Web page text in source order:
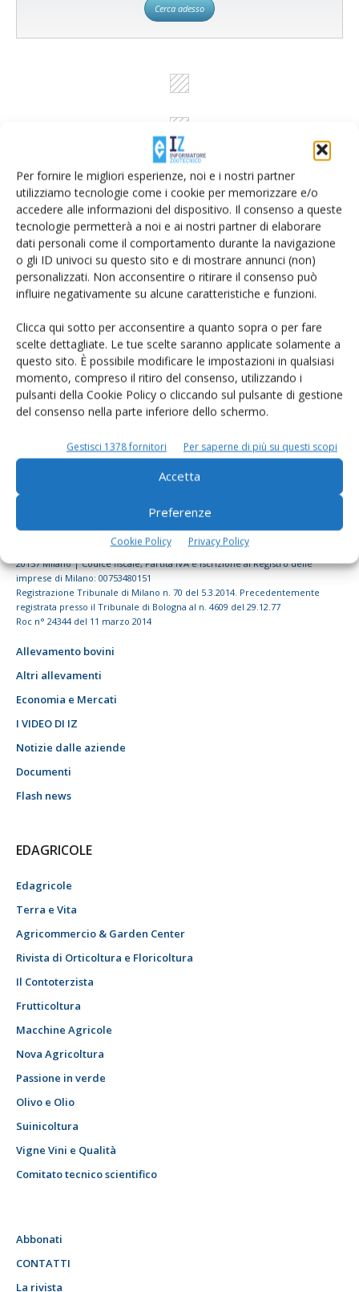
Per fornire le migliori esperienze, noi e i nostri partner
utilizziamo tecnologie come i cookie per memorizzare e/o
accedere alle informazioni del dispositivo. Il consenso a queste
tecnologie permetterà a noi e ai nostri partner di elaborare
dati personali come il comportamento durante la navigazione
o gli ID univoci su questo sito e di mostrare annunci (non)
personalizzati. Non acconsentire o ritirare il consenso può
influire negativamente su alcune caratteristiche e funzioni.
Clicca qui sotto per acconsentire a quanto sopra o per fare
scelte dettagliate. Le tue scelte saranno applicate solamente a
questo sito. È possibile modificare le impostazioni in qualsiasi
momento, compreso il ritiro del consenso, utilizzando i
pulsanti della Cookie Policy o cliccando sul pulsante di gestione
del consenso nella parte inferiore dello schermo.
Gestisci 1378 fornitori Per saperne di più su questi scopi
Accetta
Preferenze
Cookie Policy Privacy Policy
Cerca adesso
Rimani aggiornato sul mondo
dell’agricoltura
© Tecniche Nuove Spa. Tutti i diritti riservati. Sede legale Via Eritrea 21 -
20157 Milano | Codice fiscale, Partita IVA e Iscrizione al Registro delle
imprese di Milano: 00753480151
Registrazione Tribunale di Milano n. 70 del 5.3.2014. Precedentemente
registrata presso il Tribunale di Bologna al n. 4609 del 29.12.77
Roc n° 24344 del 11 marzo 2014
Allevamento bovini
Altri allevamenti
Economia e Mercati
I VIDEO DI IZ
Notizie dalle aziende
Documenti
Flash news
EDAGRICOLE
Edagricole
Terra e Vita
Agricommercio & Garden Center
Rivista di Orticoltura e Floricoltura
Il Contoterzista
Frutticoltura
Macchine Agricole
Nova Agricoltura
Passione in verde
Olivo e Olio
Suinicoltura
Vigne Vini e Qualità
Comitato tecnico scientifico
Abbonati
CONTATTI
La rivista